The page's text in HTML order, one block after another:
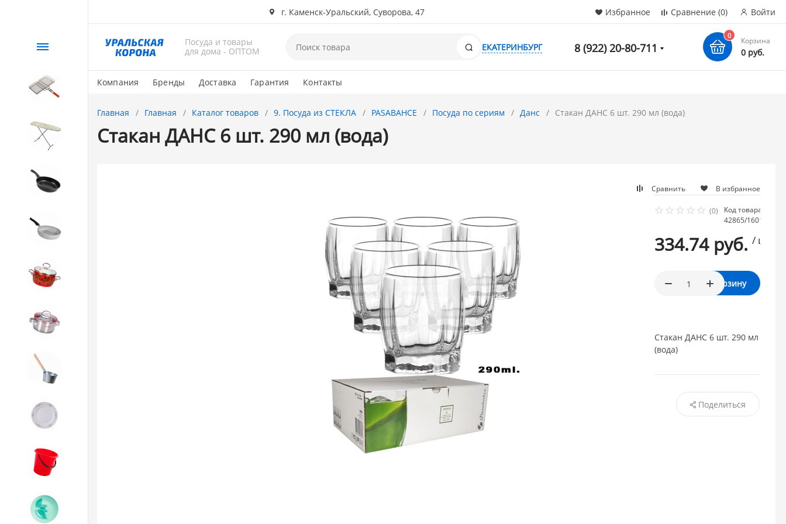
г. Каменск-Уральский, Суворова, 47 Избранное Сравнение (0) Войти
Посуда и товары
для дома - ОПТОМ
Поиск
ЕКАТЕРИНБУРГ 8 (922) 20-80-711
0
Корзина
0 руб.
Компания Бренды Доставка Гарантия Контакты
Каталог
СЕЗОННЫЙ товар
1. Завод Исток
Главная Главная Каталог товаров 9. Посуда из СТЕКЛА PASABAHCE Посуда по сериям Данс Стакан ДАНС 6 шт. 290 мл (вода)
Стакан ДАНС 6 шт. 290 мл (вода)
Сравнить В избранное
(0)
Код товара:
42865/160145
334.74 руб. / шт.
В корзину
Стакан ДАНС 6 шт. 290 мл
(вода)
Поделиться